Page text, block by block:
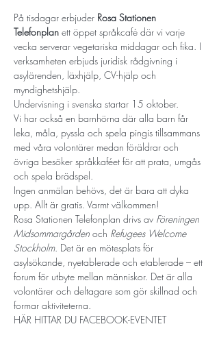
På tisdagar erbjuder Rosa Stationen
Telefonplan ett öppet språkcafé där vi varje
vecka serverar vegetariska middagar och fika. I
verksamheten erbjuds juridisk rådgivning i
asylärenden, läxhjälp, CV-hjälp och
myndighetshjälp.
Undervisning i svenska startar 15 oktober.
Vi har också en barnhörna där alla barn får
leka, måla, pyssla och spela pingis tillsammans
med våra volontärer medan föräldrar och
övriga besöker språkkaféet för att prata, umgås
och spela brädspel.
Ingen anmälan behövs, det är bara att dyka
upp. Allt är gratis. Varmt välkommen!
Rosa Stationen Telefonplan drivs av Föreningen
Midsommargården och Refugees Welcome
Stockholm. Det är en mötesplats för
asylsökande, nyetablerade och etablerade – ett
forum för utbyte mellan människor. Det är alla
volontärer och deltagare som gör skillnad och
formar aktiviteterna.
HÄR HITTAR DU FACEBOOK-EVENTET